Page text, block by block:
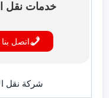
خدمات نقل
اتصل بنا
شركة نقل